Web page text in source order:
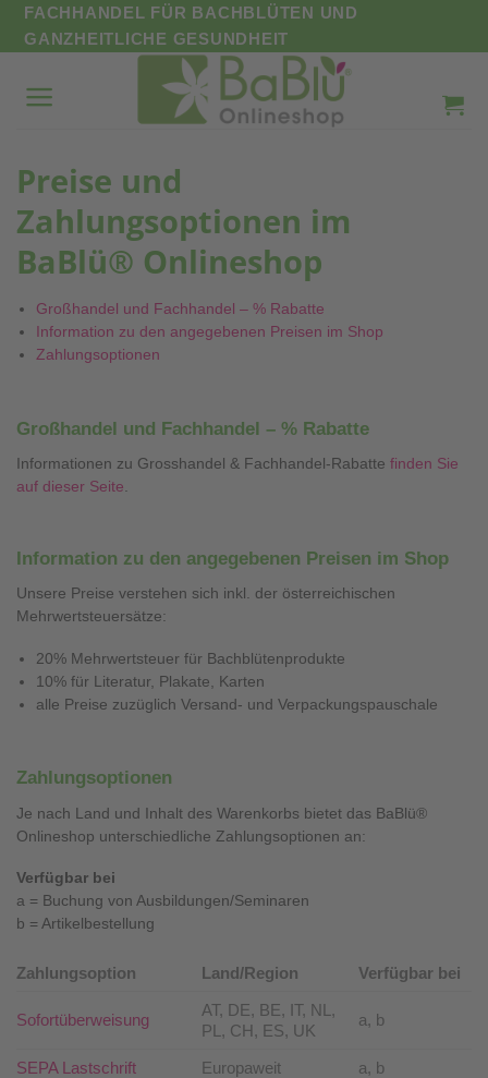
Zum
Inhalt
FACHHANDEL FÜR BACHBLÜTEN UND
GANZHEITLICHE GESUNDHEIT
Preise und
Zahlungsoptionen im
BaBlü® Onlineshop
Großhandel und Fachhandel – % Rabatte
Information zu den angegebenen Preisen im Shop
Zahlungsoptionen
Großhandel und Fachhandel – % Rabatte
Informationen zu Grosshandel & Fachhandel-Rabatte finden Sie
auf dieser Seite.
Information zu den angegebenen Preisen im Shop
Unsere Preise verstehen sich inkl. der österreichischen
Mehrwertsteuersätze:
20% Mehrwertsteuer für Bachblütenprodukte
10% für Literatur, Plakate, Karten
alle Preise zuzüglich Versand- und Verpackungspauschale
Zahlungsoptionen
Je nach Land und Inhalt des Warenkorbs bietet das BaBlü®
Onlineshop unterschiedliche Zahlungsoptionen an:
Verfügbar bei
a = Buchung von Ausbildungen/Seminaren
b = Artikelbestellung
Zahlungsoption Land/Region Verfügbar bei
Sofortüberweisung
AT, DE, BE, IT, NL,
PL, CH, ES, UK
a, b
SEPA Lastschrift Europaweit
a, b